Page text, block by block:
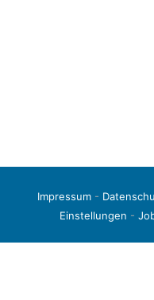
Impressum-
Einstellungen -